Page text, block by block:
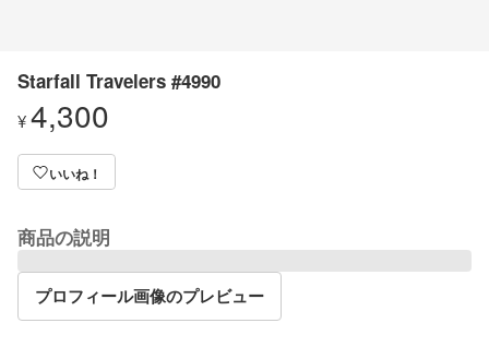
Starfall Travelers #4990
¥4,300
いいね！
商品の説明
プロフィール画像のプレビュー